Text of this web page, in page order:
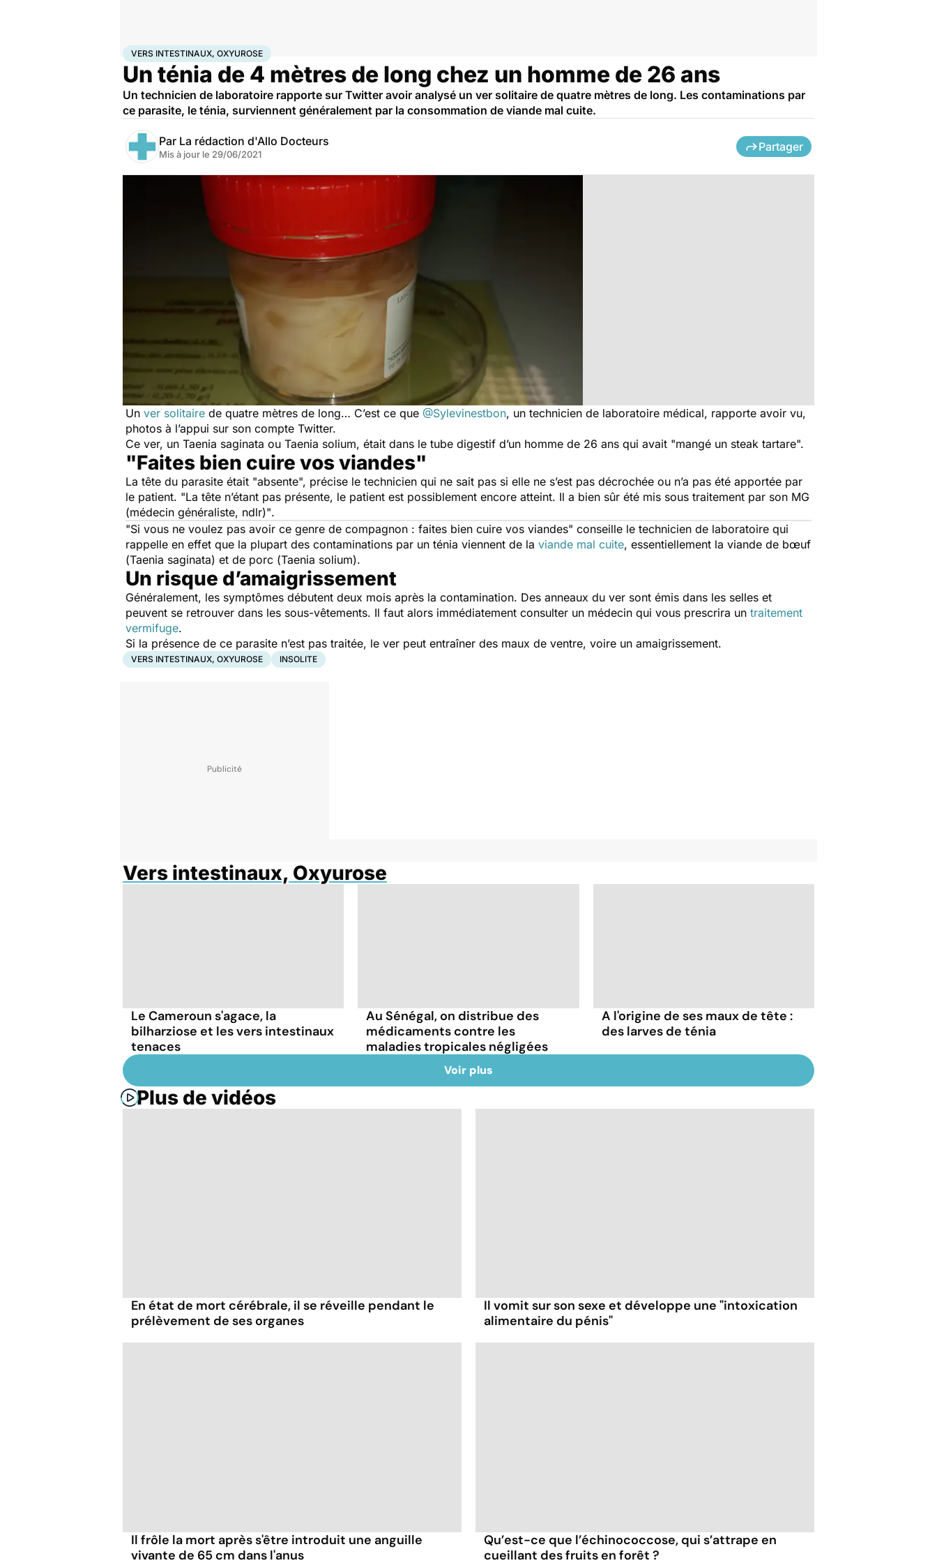
AccueilSantéVers intestinaux, Oxyurose
VERS INTESTINAUX, OXYUROSE
Un ténia de 4 mètres de long chez un homme de 26 ans
Un technicien de laboratoire rapporte sur Twitter avoir analysé un ver solitaire de quatre mètres de long. Les contaminations par
ce parasite, le ténia, surviennent généralement par la consommation de viande mal cuite.
Par La rédaction d'Allo Docteurs
Mis à jour le 29/06/2021
Partager
Un ver solitaire de quatre mètres de long… C’est ce que @Sylevinestbon, un technicien de laboratoire médical, rapporte avoir vu,
photos à l’appui sur son compte Twitter.
Ce ver, un Taenia saginata ou Taenia solium, était dans le tube digestif d’un homme de 26 ans qui avait "mangé un steak tartare".
"Faites bien cuire vos viandes"
La tête du parasite était "absente", précise le technicien qui ne sait pas si elle ne s’est pas décrochée ou n’a pas été apportée par
le patient. "La tête n’étant pas présente, le patient est possiblement encore atteint. Il a bien sûr été mis sous traitement par son MG
(médecin généraliste, ndlr)".
"Si vous ne voulez pas avoir ce genre de compagnon : faites bien cuire vos viandes" conseille le technicien de laboratoire qui
rappelle en effet que la plupart des contaminations par un ténia viennent de la viande mal cuite, essentiellement la viande de bœuf
(Taenia saginata) et de porc (Taenia solium).
Un risque d’amaigrissement
Généralement, les symptômes débutent deux mois après la contamination. Des anneaux du ver sont émis dans les selles et
peuvent se retrouver dans les sous-vêtements. Il faut alors immédiatement consulter un médecin qui vous prescrira un traitement
vermifuge.
Si la présence de ce parasite n’est pas traitée, le ver peut entraîner des maux de ventre, voire un amaigrissement.
VERS INTESTINAUX, OXYUROSE INSOLITE
Vers intestinaux, Oxyurose
Le Cameroun s'agace, la
bilharziose et les vers intestinaux
tenaces
Au Sénégal, on distribue des
médicaments contre les
maladies tropicales négligées
A l'origine de ses maux de tête :
des larves de ténia
Voir plus
Plus de vidéos
En état de mort cérébrale, il se réveille pendant le
prélèvement de ses organes
Il vomit sur son sexe et développe une "intoxication
alimentaire du pénis"
Il frôle la mort après s'être introduit une anguille
vivante de 65 cm dans l'anus
Qu’est-ce que l’échinococcose, qui s’attrape en
cueillant des fruits en forêt ?